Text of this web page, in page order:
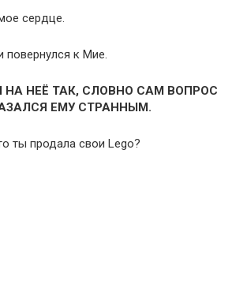
сердце.
повернулся к Мие.
НА НЕЁ ТАК, СЛОВНО САМ ВОПРОС
ЕМУ СТРАННЫМ.
ты продала свои Lego?